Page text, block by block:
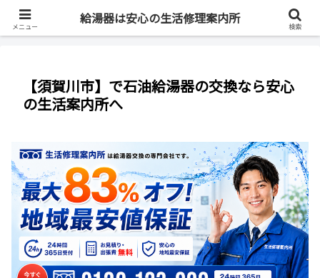
最短即日・全国対応・最大83%OFF
【須賀川市】で石油給湯器の交換なら安心
の生活案内所へ
メニュー
給湯器は安心の生活修理案内所
検索